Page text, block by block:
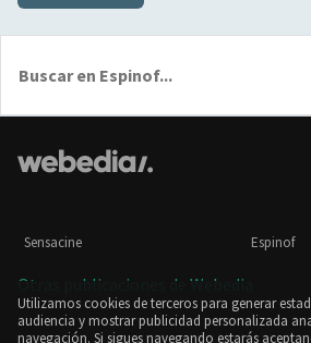
Sensacine Espinof
Otras publicaciones de Webedia
Utilizamos cookies de terceros para generar
audiencia y mostrar publicidad personalizada
navegación. Si sigues navegando estarás